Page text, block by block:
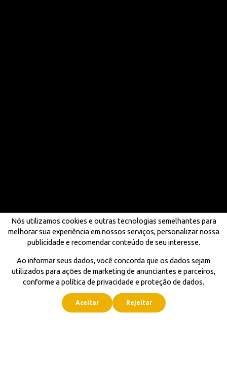
Nós utilizamos cookies e outras tecnologias semelhantes para
melhorar sua experiência em nossos serviços, personalizar nossa
publicidade e recomendar conteúdo de seu interesse.
Ao informar seus dados, você concorda que os dados sejam
utilizados para ações de marketing de anunciantes e parceiros,
conforme a política de privacidade e proteção de dados.
Aceitar Rejeitar